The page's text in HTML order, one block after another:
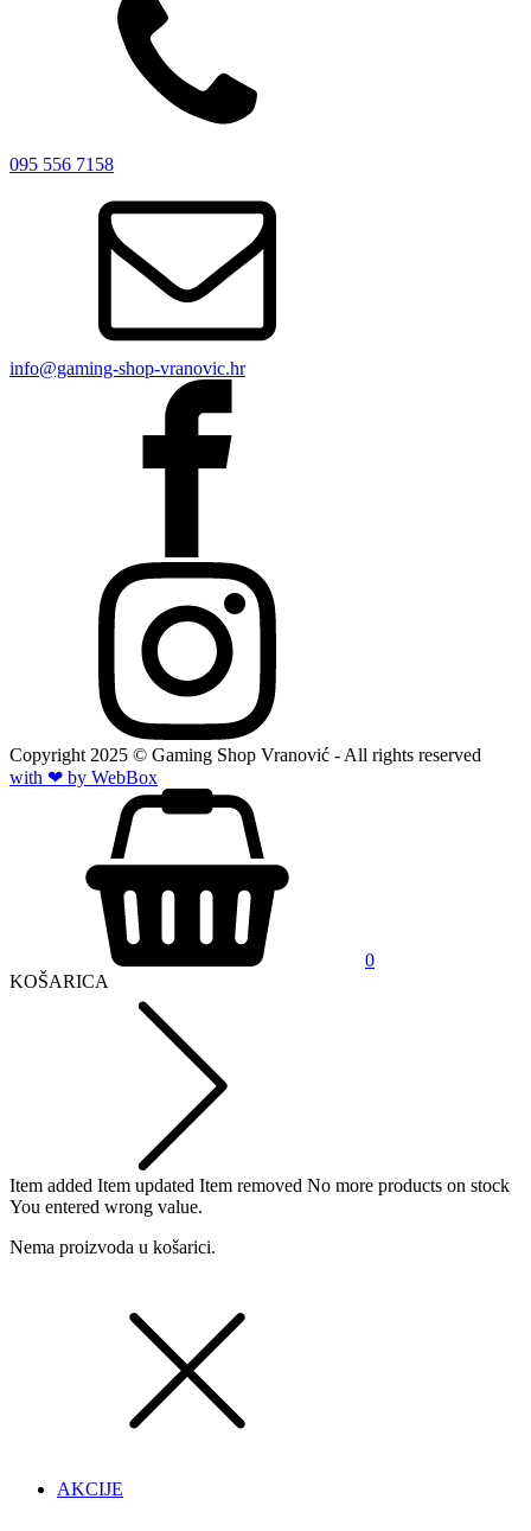
095 556 7158
info@gaming-shop-vranovic.hr
Copyright 2025 © Gaming Shop Vranović - All rights reserved
with ❤ by WebBox
0
KOŠARICA
Item added Item updated Item removed No more products on stock
You entered wrong value.
Nema proizvoda u košarici.
AKCIJE